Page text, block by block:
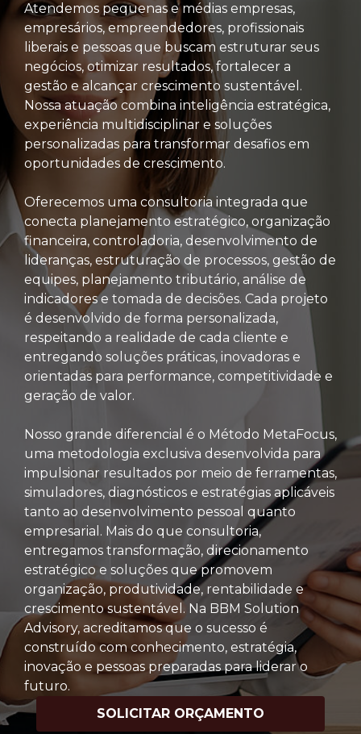
Atendemos pequenas e médias empresas,
empresários, empreendedores, profissionais
liberais e pessoas que buscam estruturar seus
negócios, otimizar resultados, fortalecer a
gestão e alcançar crescimento sustentável.
Nossa atuação combina inteligência estratégica,
experiência multidisciplinar e soluções
personalizadas para transformar desafios em
oportunidades de crescimento.
Oferecemos uma consultoria integrada que
conecta planejamento estratégico, organização
financeira, controladoria, desenvolvimento de
lideranças, estruturação de processos, gestão de
equipes, planejamento tributário, análise de
indicadores e tomada de decisões. Cada projeto
é desenvolvido de forma personalizada,
respeitando a realidade de cada cliente e
entregando soluções práticas, inovadoras e
orientadas para performance, competitividade e
geração de valor.
Nosso grande diferencial é o Método MetaFocus,
uma metodologia exclusiva desenvolvida para
impulsionar resultados por meio de ferramentas,
simuladores, diagnósticos e estratégias aplicáveis
tanto ao desenvolvimento pessoal quanto
empresarial. Mais do que consultoria,
entregamos transformação, direcionamento
estratégico e soluções que promovem
organização, produtividade, rentabilidade e
crescimento sustentável. Na BBM Solution
Advisory, acreditamos que o sucesso é
construído com conhecimento, estratégia,
inovação e pessoas preparadas para liderar o
futuro.
SOLICITAR ORÇAMENTO